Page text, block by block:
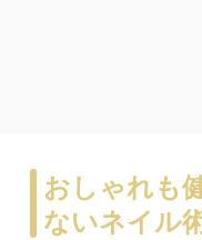
おしゃれも
ないネイル